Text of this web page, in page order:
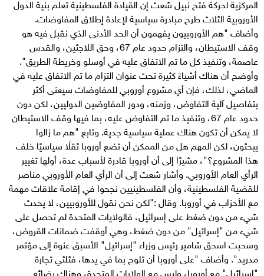
المركزية لحركة فتح نبيل شعث إن القيادة الفلسطينية تعلم بنية الدول
الأوروبية الثلاث طرح مبادرة سياسية لإعادة إطلاق المفاوضات.
وأضاف "هم الأوروبيون يفهمون أن الحد الأدنى الذي نقبل فيه هو
وقف الاستيطان، والتزام حدود عام 67، وحق اللاجئين، والقدس
عاصمة، وتنفيذ كل ما تم الاتفاق عليه في أوسلو وخريطة الطريق".
وأوضح أن هناك أشياءً كثيرة تحت عنوان التزام ما تم الاتفاق عليه في
الماضي، لذلك، فإن أي مشروع أوروبي للمفاوضات سيعنى أكثر
بتفاصيل آلية التفاوض، وزمنه، ودور المفاوضين الدوليين، لكن دون
حدود عام 67، وتنفيذ ما تم التفاوض عليه، بما فيها وقف الاستيطان
لا يمكن أن تكون هناك عملية سياسية جدية. وتابع "هم ما زالوا
يبحثون، لكن المهم هل من الممكن أن تضع أوروبا ثقلًا سياسيًا خلف
هذا المشروع؟"، مشيرًا إلى أن أوروبا قادرة لأسباب عدة، أولها تغيير
الرأي العام الأوروبي. وأشار شعث إلى أن الرأي العام الأوروبي مناصر
للقضية الفلسطينية، وأن الفلسطينيين نجحوا في إقامة علاقات مهمة
مع الأحزاب في أوروبا. وقال :"لكن نحن نقول للأوروبيين، لا يحدث
شيء من دون ضغط على إسرائيل، فالولايات المتحدة لم تحصل على
شيء من "إسرائيل" من دون ضغط، وهي أوقفت ضمانات القروض،
وسحبت اسحق شامير رئيس وزراء "إسرائيل" الأسبق عنوة إلى مؤتمر
مدريد". وأضاف "على أوروبا أن تلوح بما في يدها، فثلثي تجارة
"إسرائيل" مع أوروبا، وليس مع الولايات المتحدة، وهناك بضائع